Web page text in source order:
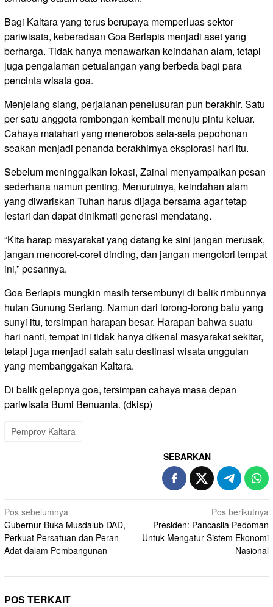
Bagi Kaltara yang terus berupaya memperluas sektor
pariwisata, keberadaan Goa Berlapis menjadi aset yang
berharga. Tidak hanya menawarkan keindahan alam, tetapi
juga pengalaman petualangan yang berbeda bagi para
pencinta wisata goa.
Menjelang siang, perjalanan penelusuran pun berakhir. Satu
per satu anggota rombongan kembali menuju pintu keluar.
Cahaya matahari yang menerobos sela-sela pepohonan
seakan menjadi penanda berakhirnya eksplorasi hari itu.
Sebelum meninggalkan lokasi, Zainal menyampaikan pesan
sederhana namun penting. Menurutnya, keindahan alam
yang diwariskan Tuhan harus dijaga bersama agar tetap
lestari dan dapat dinikmati generasi mendatang.
“Kita harap masyarakat yang datang ke sini jangan merusak,
jangan mencoret-coret dinding, dan jangan mengotori tempat
ini,” pesannya.
Goa Berlapis mungkin masih tersembunyi di balik rimbunnya
hutan Gunung Seriang. Namun dari lorong-lorong batu yang
sunyi itu, tersimpan harapan besar. Harapan bahwa suatu
hari nanti, tempat ini tidak hanya dikenal masyarakat sekitar,
tetapi juga menjadi salah satu destinasi wisata unggulan
yang membanggakan Kaltara.
Di balik gelapnya goa, tersimpan cahaya masa depan
pariwisata Bumi Benuanta. (dkisp)
Pemprov Kaltara
SEBARKAN
Navigasi
pos
Pos sebelumnya
Gubernur Buka Musdalub DAD,
Perkuat Persatuan dan Peran
Adat dalam Pembangunan
Pos berikutnya
Presiden: Pancasila Pedoman
Untuk Mengatur Sistem Ekonomi
Nasional
POS TERKAIT